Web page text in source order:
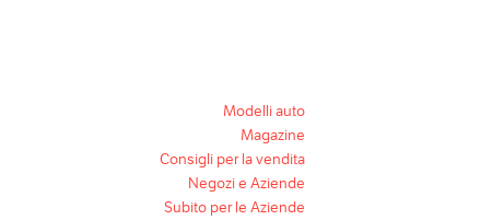
Modelli auto
Magazine
Consigli per la vendita
Negozi e Aziende
Subito per le Aziende